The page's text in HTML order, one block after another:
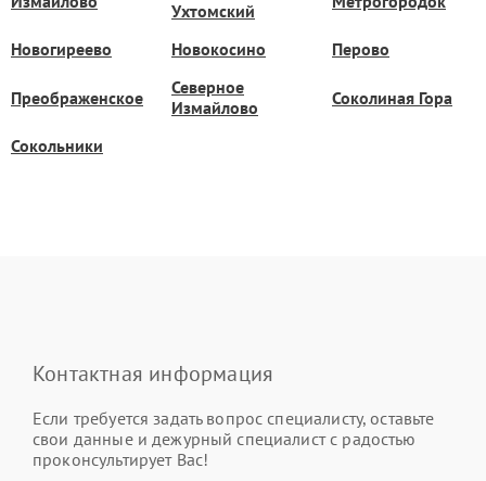
Ухтомский
Новогиреево Новокосино Перово
Преображенское
Северное
Измайлово
Соколиная Гора
Сокольники
Контактная информация
Если требуется задать вопрос специалисту, оставьте
свои данные и дежурный специалист с радостью
проконсультирует Вас!